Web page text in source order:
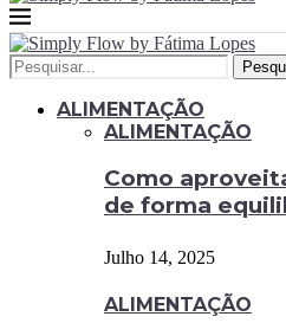
ALIMENTAÇÃO
ALIMENTAÇÃO
Como
de forma
Julho 14, 2025
ALIMENTAÇÃO